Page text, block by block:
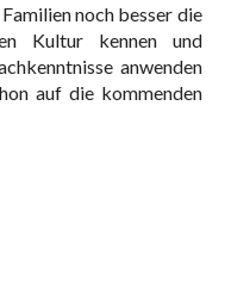
noch besser die
Kultur kennen und
anwenden
auf die kommenden